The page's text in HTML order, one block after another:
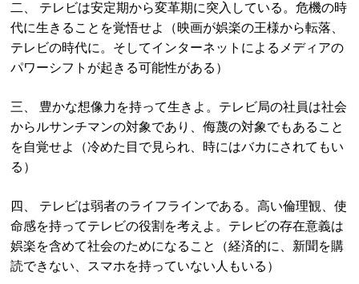
二、 テレビは安定期から変革期に突入している。危機の時
代に生きることを覚悟せよ（映画が娯楽の王様から転落、
テレビの時代に。そしてインターネットによるメディアの
パワーシフトが起きる可能性がある）
三、 豊かな想像力を持って生きよ。テレビ局の社員は社会
からルサンチマンの対象であり、侮蔑の対象でもあること
を自覚せよ（冷めた目で見られ、時にはバカにされてもい
る）
四、 テレビは弱者のライフラインである。高い倫理観、使
命感を持ってテレビの役割を考えよ。テレビの存在意義は
娯楽を含めて社会のためになること（経済的に、新聞を購
読できない、スマホを持っていない人もいる）